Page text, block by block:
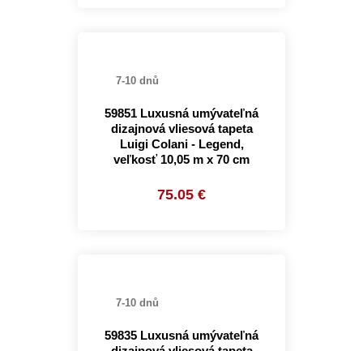
7-10 dnů
59851 Luxusná umývateľná
dizajnová vliesová tapeta
Luigi Colani - Legend,
veľkosť 10,05 m x 70 cm
75.05 €
7-10 dnů
59835 Luxusná umývateľná